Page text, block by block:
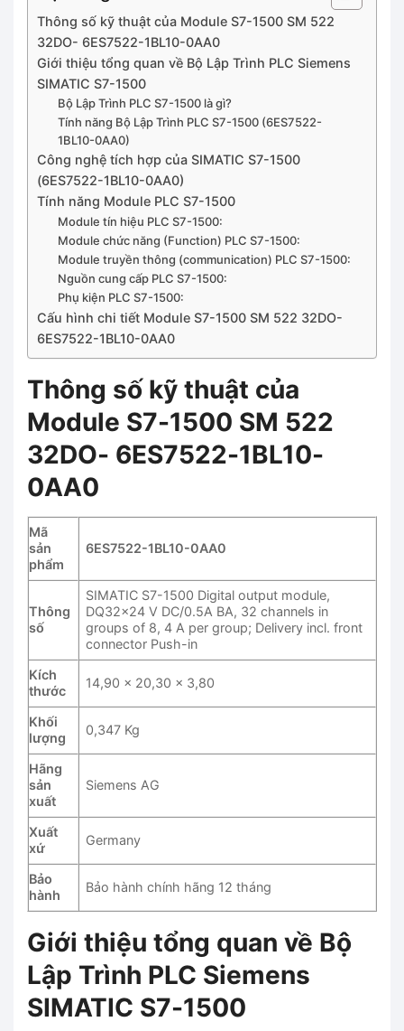
Thông số kỹ thuật của Module S7-1500 SM 522
32DO- 6ES7522-1BL10-0AA0
Giới thiệu tổng quan về Bộ Lập Trình PLC Siemens
SIMATIC S7-1500
Bộ Lập Trình PLC S7-1500 là gì?
Tính năng Bộ Lập Trình PLC S7-1500 (6ES7522-
1BL10-0AA0)
Công nghệ tích hợp của SIMATIC S7-1500
(6ES7522-1BL10-0AA0)
Tính năng Module PLC S7-1500
Module tín hiệu PLC S7-1500:
Module chức năng (Function) PLC S7-1500:
Module truyền thông (communication) PLC S7-1500:
Nguồn cung cấp PLC S7-1500:
Phụ kiện PLC S7-1500:
Cấu hình chi tiết Module S7-1500 SM 522 32DO-
6ES7522-1BL10-0AA0
Thông số kỹ thuật của
Module S7-1500 SM 522
32DO- 6ES7522-1BL10-
0AA0
Mã
sản
phẩm
6ES7522-1BL10-0AA0
Thông
số
SIMATIC S7-1500 Digital output module,
DQ32x24 V DC/0.5A BA, 32 channels in
groups of 8, 4 A per group; Delivery incl. front
connector Push-in
Kích
thước
14,90 x 20,30 x 3,80
Khối
lượng
0,347 Kg
Hãng
sản
xuất
Siemens AG
Xuất
xứ
Germany
Bảo
hành
Bảo hành chính hãng 12 tháng
Giới thiệu tổng quan về Bộ
Lập Trình PLC Siemens
SIMATIC S7-1500